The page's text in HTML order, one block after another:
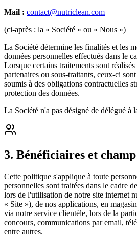
Mail : contact@nutriclean.com
(ci-après : la « Société » ou « Nous »)
La Société détermine les finalités et les
données personnelles effectués dans le
Lorsque certains traitements sont
partenaires ou sous-traitants, ceux-ci
soumis à des obligations contractuelles
protection des données.
La Société n'a pas désigné de délégué à
3. Bénéficiaires et
Cette politique s'applique à toute
personnelles sont traitées dans le cadre
lors de l'utilisation de notre site internet
« Site »), de nos applications, en
via notre service clientèle, lors de la
concours, communications par email,
entre autres.